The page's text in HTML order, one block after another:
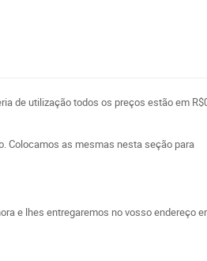
de utilização todos os preços estão em
Colocamos as mesmas nesta seção para
e lhes entregaremos no vosso endereço